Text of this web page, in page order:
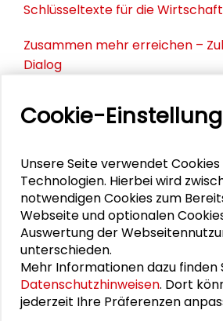
Schlüsseltexte für die
Zusammen mehr erreichen –
Dialog
DOWNLOADS
Einigkeit und Recht auf
VIDEO
Cookie-
Unsere Seite verwendet
Technologien. Hierbei wird
notwendigen Cookies zum
Webseite und optionalen
Auswertung der
unterschieden.
Mehr Informationen dazu finden
Datenschutzhinweisen. Dort
jederzeit Ihre Präferenzen